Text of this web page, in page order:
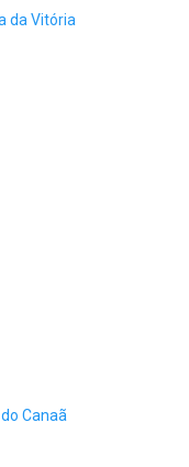
da Vitória
Canaã